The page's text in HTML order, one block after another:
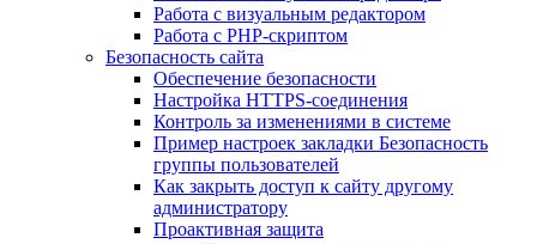
Работа с визуальным редактором
Работа с PHP-скриптом
Безопасность сайта
Обеспечение безопасности
Настройка HTTPS-соединения
Контроль за изменениями в системе
Пример настроек закладки Безопасность
группы пользователей
Как закрыть доступ к сайту другому
администратору
Проактивная защита